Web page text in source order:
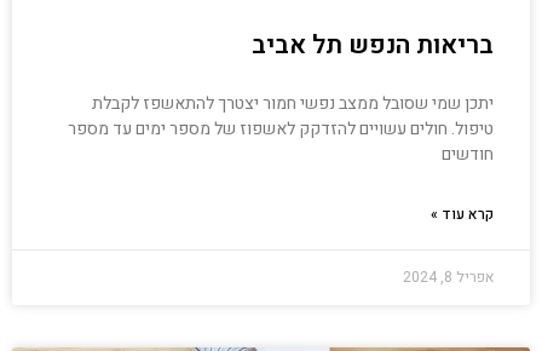
בריאות הנפש תל אביב
יתכן שמי שסובל ממצב נפשי חמור יצטרך להתאשפז לקבלת
טיפול. חולים עשויים להזדקק לאשפוז של מספר ימים עד מספר
חודשים
קרא עוד »
אפריל 8, 2024